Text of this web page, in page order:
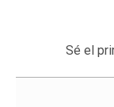
Sé el